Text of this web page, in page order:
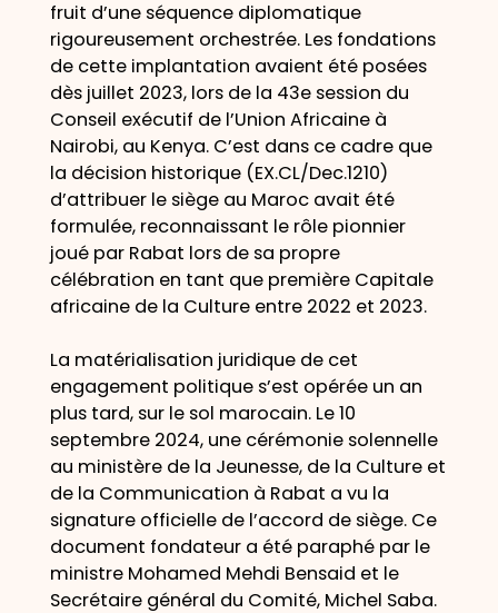
fruit d’une séquence diplomatique
rigoureusement orchestrée. Les fondations
de cette implantation avaient été posées
dès juillet 2023, lors de la 43e session du
Conseil exécutif de l’Union Africaine à
Nairobi, au Kenya. C’est dans ce cadre que
la décision historique (EX.CL/Dec.1210)
d’attribuer le siège au Maroc avait été
formulée, reconnaissant le rôle pionnier
joué par Rabat lors de sa propre
célébration en tant que première Capitale
africaine de la Culture entre 2022 et 2023.
La matérialisation juridique de cet
engagement politique s’est opérée un an
plus tard, sur le sol marocain. Le 10
septembre 2024, une cérémonie solennelle
au ministère de la Jeunesse, de la Culture et
de la Communication à Rabat a vu la
signature officielle de l’accord de siège. Ce
document fondateur a été paraphé par le
ministre Mohamed Mehdi Bensaid et le
Secrétaire général du Comité, Michel Saba.